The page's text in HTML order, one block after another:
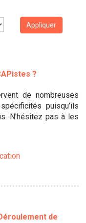
Appliquer
?
de nombreuses
puisqu’ils
N'hésitez pas à les
de